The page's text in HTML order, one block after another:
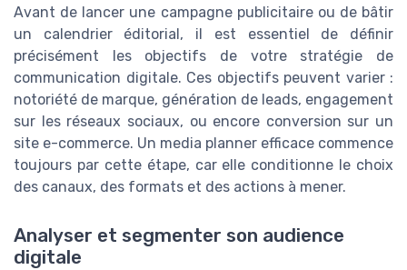
Avant de lancer une campagne publicitaire ou de bâtir
un calendrier éditorial, il est essentiel de définir
précisément les objectifs de votre stratégie de
communication digitale. Ces objectifs peuvent varier :
notoriété de marque, génération de leads, engagement
sur les réseaux sociaux, ou encore conversion sur un
site e-commerce. Un media planner efficace commence
toujours par cette étape, car elle conditionne le choix
des canaux, des formats et des actions à mener.
Analyser et segmenter son audience
digitale